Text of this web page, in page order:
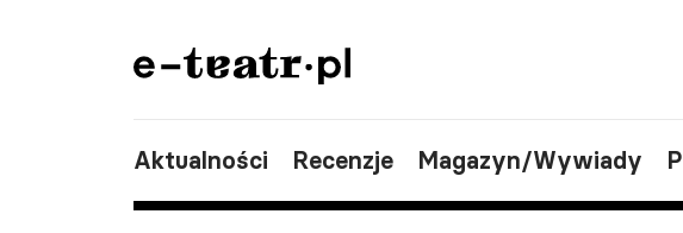
Aktualności Recenzje Magazyn/Wywiady